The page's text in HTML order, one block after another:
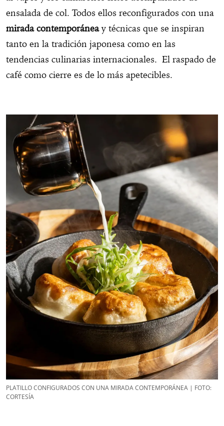
ensalada de col. Todos ellos reconfigurados con una
mirada contemporáneay técnicas que se inspiran
tanto en la tradición japonesa como en las
tendencias culinarias internacionales. El raspado de
café como cierre es de lo más apetecibles.
PLATILLO CONFIGURADOS CON UNA MIRADA CONTEMPORÁNEA | FOTO:
CORTESÍA